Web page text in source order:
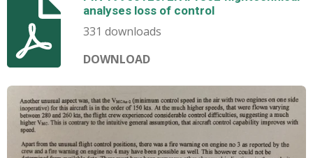
analyses loss of control
331 downloads
DOWNLOAD